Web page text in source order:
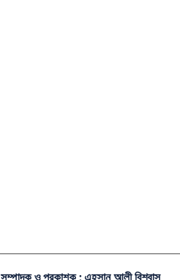
সম্পাদক ও প্রকাশক : এহসান আলী বিশ্বাস